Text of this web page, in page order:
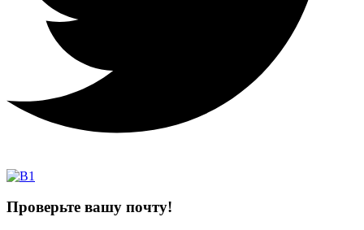
Проверьте вашу почту!